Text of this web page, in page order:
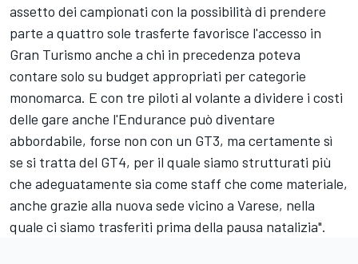
assetto dei campionati con la possibilità di prendere
parte a quattro sole trasferte favorisce l'accesso in
Gran Turismo anche a chi in precedenza poteva
contare solo su budget appropriati per categorie
monomarca. E con tre piloti al volante a dividere i costi
delle gare anche l'Endurance può diventare
abbordabile, forse non con un GT3, ma certamente sì
se si tratta del GT4, per il quale siamo strutturati più
che adeguatamente sia come staff che come materiale,
anche grazie alla nuova sede vicino a Varese, nella
quale ci siamo trasferiti prima della pausa natalizia".